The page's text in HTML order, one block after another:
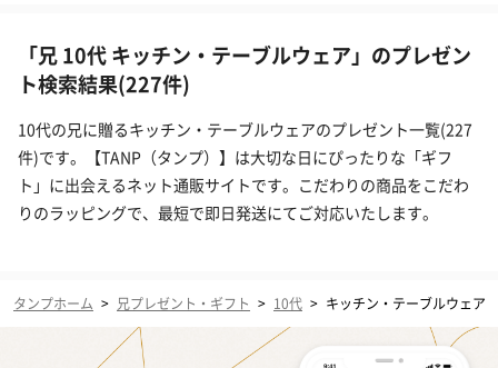
「兄 10代 キッチン・テーブルウェア」のプレゼン
ト検索結果(227件)
10代の兄に贈るキッチン・テーブルウェアのプレゼント一覧(227
件)です。【TANP（タンプ）】は大切な日にぴったりな「ギフ
ト」に出会えるネット通販サイトです。こだわりの商品をこだわ
りのラッピングで、最短で即日発送にてご対応いたします。
タンプホーム > 兄プレゼント・ギフト > 10代 > キッチン・テーブルウェア